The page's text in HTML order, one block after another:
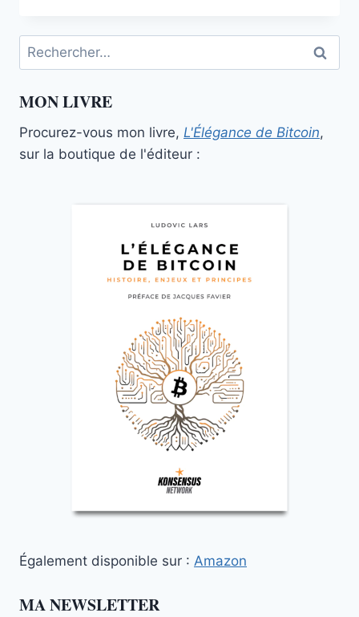
L’ÉNIGME
TIMEVALOR
Rechercher :
MON LIVRE
Procurez-vous mon livre, L'Élégance de Bitcoin,
sur la boutique de l'éditeur :
Également disponible sur : Amazon
MA NEWSLETTER